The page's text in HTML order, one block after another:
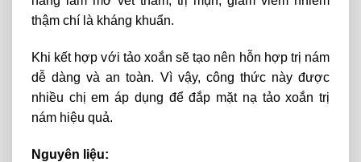
thậm chí là kháng khuẩn.
Khi kết hợp với tảo xoắn sẽ tạo nên hỗn hợp trị nám
dễ dàng và an toàn. Vì vậy, công thức này được
nhiều chị em áp dụng để đắp mặt nạ tảo xoắn trị
nám hiệu quả.
Nguyên liệu: